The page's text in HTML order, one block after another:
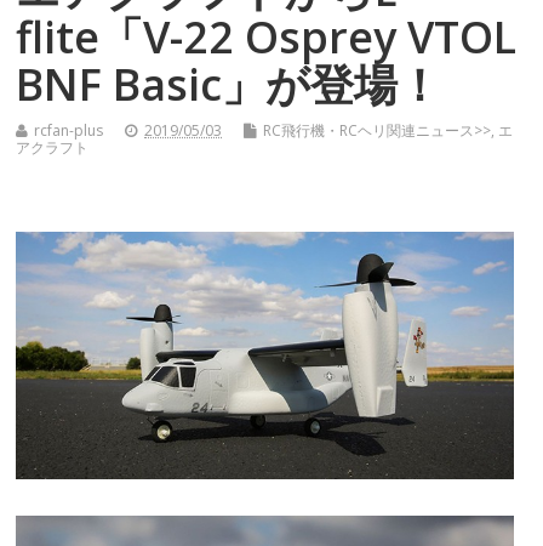
flite「V-22 Osprey VTOL
BNF Basic」が登場！
rcfan-plus 2019/05/03 RC飛行機・RCヘリ関連ニュース>>, エ
アクラフト